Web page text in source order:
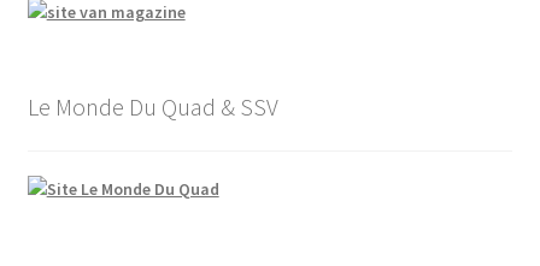
Le Monde Du Quad & SSV